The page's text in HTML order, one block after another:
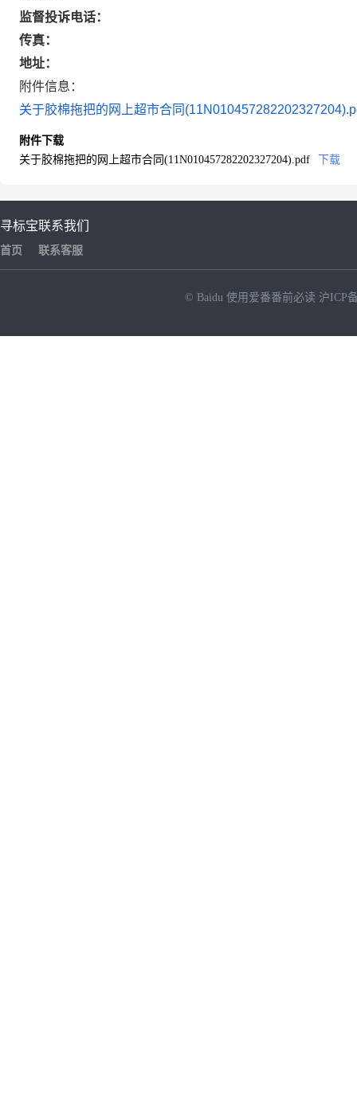
监督投诉电话：
传真：
地址：
附件信息：
关于胶棉拖把的网上超市合同
附件下载
关于胶棉拖把的网上超市合同(11N010457282202327204).pdf
下载
寻标宝
首页
联系我们
联系客服
© Baidu 使用爱番番前必读 沪ICP